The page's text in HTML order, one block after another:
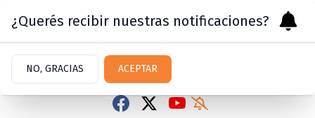
¿Querés recibir nuestras notificaciones?
NO, GRACIAS ACEPTAR